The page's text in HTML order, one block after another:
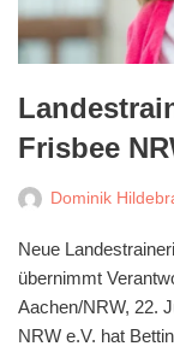
Frisbee
Dominik
Neue
übernimmt
Aachen/NRW, 22.
NRW e.V. hat